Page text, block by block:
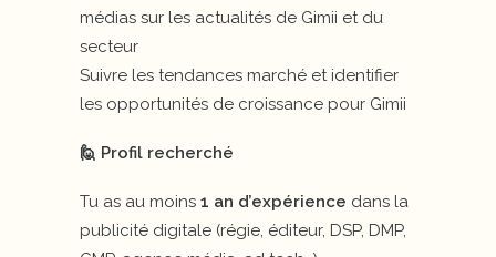
médias sur les actualités de Gimii et du
secteur
Suivre les tendances marché et identifier
les opportunités de croissance pour Gimii
🙋 Profil recherché
Tu as au moins 1 an d’expérience dans la
publicité digitale (régie, éditeur, DSP, DMP,